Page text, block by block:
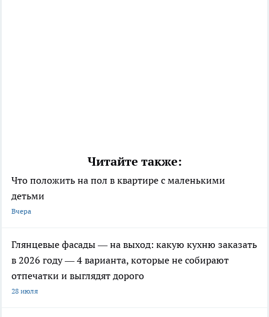
Читайте также:
Что положить на пол в квартире с маленькими
детьми
Вчера
Глянцевые фасады — на выход: какую кухню заказать
в 2026 году — 4 варианта, которые не собирают
отпечатки и выглядят дорого
28 июля